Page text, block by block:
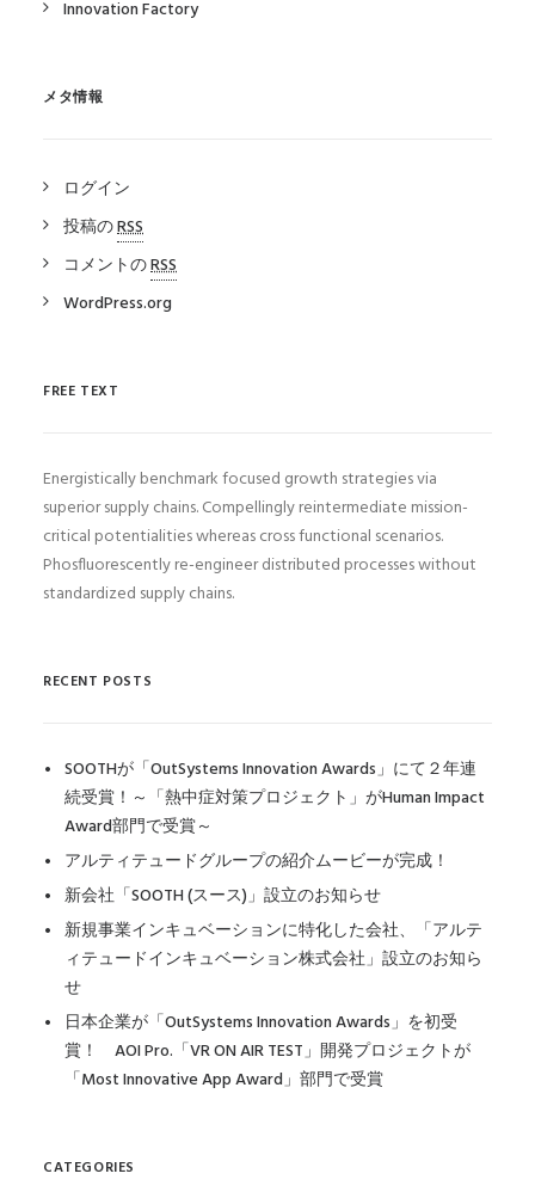
Innovation Factory
メタ情報
ログイン
投稿のRSS
コメントのRSS
WordPress.org
FREE TEXT
Energistically benchmark focused growth strategies via
superior supply chains. Compellingly reintermediate mission-
critical potentialities whereas cross functional scenarios.
Phosfluorescently re-engineer distributed processes without
standardized supply chains.
RECENT POSTS
SOOTHが「OutSystems Innovation Awards」にて２年連
続受賞！～「熱中症対策プロジェクト」がHuman Impact
Award部門で受賞～
アルティテュードグループの紹介ムービーが完成！
新会社「SOOTH (スース)」設立のお知らせ
新規事業インキュベーションに特化した会社、「アルテ
ィテュードインキュベーション株式会社」設立のお知ら
せ
日本企業が「OutSystems Innovation Awards」を初受
賞！ AOI Pro.「VR ON AIR TEST」開発プロジェクトが
「Most Innovative App Award」部門で受賞
CATEGORIES